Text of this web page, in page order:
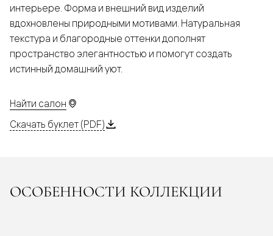
интерьере. Форма и внешний вид изделий
вдохновлены природными мотивами. Натуральная
текстура и благородные оттенки дополнят
пространство элегантностью и помогут создать
истинный домашний уют.
Найти салон
Скачать буклет (PDF)
ОСОБЕННОСТИ КОЛЛЕКЦИИ